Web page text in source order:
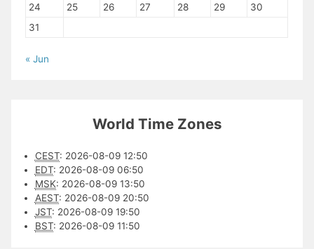
24
25 26 27 28 29
30
31
« Jun
World Time Zones
CEST: 2026-08-09 12:50
EDT: 2026-08-09 06:50
MSK: 2026-08-09 13:50
AEST: 2026-08-09 20:50
JST: 2026-08-09 19:50
BST: 2026-08-09 11:50